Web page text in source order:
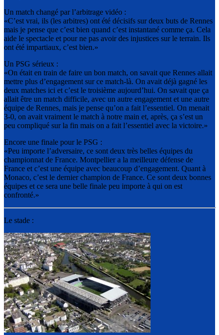
Un match changé par l’arbitrage vidéo :
«C’est vrai, ils (les arbitres) ont été décisifs sur deux buts de Rennes
mais je pense que c’est bien quand c’est instantané comme ça. Cela
aide le spectacle et pour ne pas avoir des injustices sur le terrain. Ils
ont été impartiaux, c’est bien.»
Un PSG sérieux :
«On était en train de faire un bon match, on savait que Rennes allait
mettre plus d’engagement sur ce match-là. On avait déjà gagné les
deux matches ici et c’est le troisième aujourd’hui. On savait que ça
allait être un match difficile, avec un autre engagement et une autre
équipe de Rennes, mais je pense qu’on a fait l’essentiel. On menait
3-0, on avait vraiment le match à notre main et, après, ça s’est un
peu compliqué sur la fin mais on a fait l’essentiel avec la victoire.»
Encore une finale pour le PSG :
«Peu importe l’adversaire, ce sont deux très belles équipes du
championnat de France. Montpellier a la meilleure défense de
France et c’est une équipe avec beaucoup d’engagement. Quant à
Monaco, c’est le dernier champion de France. Ce sont deux bonnes
équipes et ce sera une belle finale peu importe à qui on est
confronté.»
Le stade :